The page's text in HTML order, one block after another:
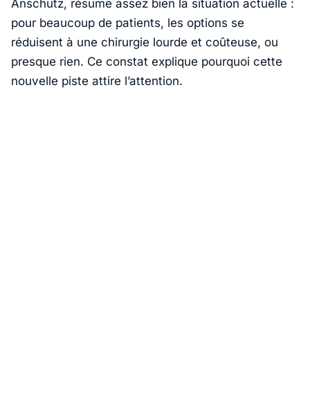
Anschutz, résume assez bien la situation actuelle :
pour beaucoup de patients, les options se
réduisent à une chirurgie lourde et coûteuse, ou
presque rien. Ce constat explique pourquoi cette
nouvelle piste attire l’attention.